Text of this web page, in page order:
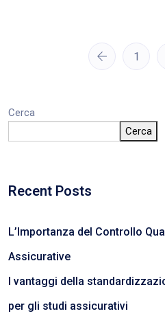
1
Cerca
Cerca
Recent Posts
L’Importanza del Controllo
Assicurative
I vantaggi della
per gli studi assicurativi